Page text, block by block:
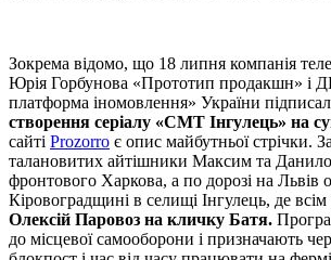
Зокрема відомо, що 18 липня компанія
Юрія Горбунова «Прототип продакшн» і
платформа іномовлення» України
створення серіалу «СМТ Інгулець» на
сайті Prozorro є опис майбутньої стрічки.
талановитих айтішники Максим та Данило
фронтового Харкова, а по дорозі на Львів
Кіровоградщині в селищі Інгулець, де всім
Олексій Паровоз на кличку Батя.
до місцевої самооборони і призначають